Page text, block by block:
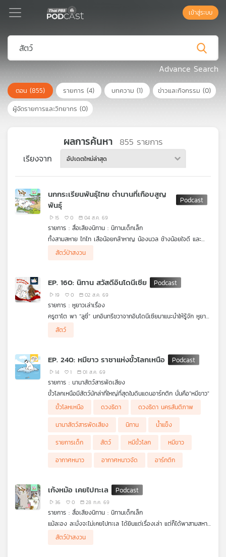
Podcast
เพล
ย์
ลิ
เพล
สต์
บทความ
และ
กิจกรรม
วิทยุ
ไทย
เข้าสู่ระบบ
Advance Search
ตอน (855) รายการ (4) บทความ (1) ข่าวและกิจกรรม (0)
ผู้จัดรายการและวิทยากร (0)
ผลการค้นหา 855 รายการ
เรียงจาก อัปเดตใหม่ล่าสุด
นกกระเรียนพันธุ์ไทย ตำนานที่เกือบสูญ
พันธุ์
15 0 04 ส.ค. 69
รายการ : สื่อเสียงนิทาน : นิทานเด็กเล็ก
ทั้งสามสหาย ไทไท เสือน้อยกล้าหาญ น้องนวล ช้างน้อยใจดี และ
จ๊ะเอ๋ ชะนีจอมซน ได้เดินตามเส้นทางไปทะเล ตามที่ “เก้งหม้อ” บอก
ไว้ จนมาถึงแอ่งน้ำที่เป็นที่อาศัยของ “นกกระเรียนพันธุ์ไทย” ที่รอดจา
ทำให้ทั้งสามจึงได้รู้ว่ามนุษย์มีทั้งดีและไม่ดีต่อสัตว์ป่าและธรรมชาติ
.
ติดตามการเอาตัวรอดเพื่อไปให้ถึงทะเลให้ได้ ใน สื่อเสียงนิทาน ชุด
ไทไทไปทะเล
สัตว์ป่าสงวน
EP. 160: นิทาน สวัสดีอินโดนีเซีย
19 0 02 ส.ค. 69
รายการ : หูยาวเล่าเรื่อง
ครูตาโต พา “ลูซี่” นกอินทรีชวาจากอินโดนีเซียมาแนะนำให้รู้จัก หูยาว
และสามสี จึงได้สนุกกับการฝึกพูดทักทายภาษาอินโดนีเซียอย่าง
"Selamat" และเรียนรู้วัฒนธรรมการทักทายด้วยการแตะหน้าอกแทน
และการไม่ทะเลาะกัน ทำให้เด็ก ๆ เข้าใจว่าแม้ภาษาและท่าทางจะต่างกัน
แต่ความปรารถนาดีที่เป็นจุดเริ่มต้นของมิตรภาพนั้นเหมือนกันทุก
ประเทศ
นิทานหูยาวเล่าเรื่อง ผลงานร่วมผลิตระหว่าง Thai PBS Podcast
และ มหาวิทยาลัยหอการค้าไทย (UTCC)
สัตว์
EP. 240: หมีขาว ราชาแห่งขั้วโลกเหนือ
14 1 01 ส.ค. 69
รายการ : นานาสัตว์สารพัดเสียง
ขั้วโลกเหนือมีสัตว์นักล่าที่ใหญ่ที่สุดในดินแดนอาร์กติก นั่นคือ"หมีขาว"
พวกมันมีร่างกายที่ทนทานต่อสภาพอากาศหนาวเย็นได้อย่างน่าทึ่ง ซึ่ง
ขั้วโลกเหนือมีสภาพอากาศหนาวจัด โดยมีอุณหภูมิเฉลี่ยประมาณ
-40 องศาเซลเซียส ทำไมหมีขาวถึงอาศัยอยู่ในสภาพอากาศที่หนาว
จัดได้ขนาดนี้ ติดตามในรายการนานาสัตว์สารพัดเสียง
ขั้วโลหเหนือ ดวงธิดา
ดวงธิดา นครสันติภาพ
นานาสัตว์สารพัดเสียง
นิทาน
น้ำแข็ง
รายการเด็ก
สัตว์ หมีขั้วโลก
หมีขาว
อากาศหนาว
อากาศหนาวจัด อาร์กติก
เก้งหม้อ เคยไปทะเล
36 0 28 ก.ค. 69
รายการ : สื่อเสียงนิทาน : นิทานเด็กเล็ก
แม้ละอง ละมั่งจะไม่เคยไปทะเล ได้ยินแต่เรื่องเล่า แต่ก็ได้พาสามสหาย
ไทไท เสือน้อยกล้าหาญ น้องนวล ช้างน้อยใจดี และจ๊ะเอ๋ ชะนีจอมซน
ไปพบกับ “เก้งหม้อ” ผู้ที่เคยไปเห็นทะเลมาแล้ว เพื่อหาเส้นทางไปทะเล
สัตว์ป่าสงวน